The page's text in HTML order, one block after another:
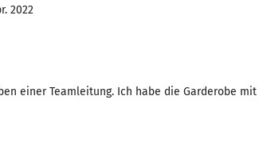
2022
einer Teamleitung. Ich habe die Garderobe